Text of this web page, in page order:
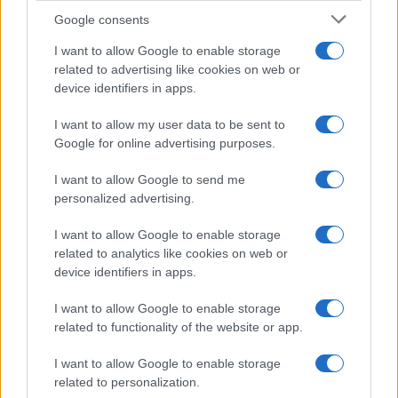
Google consents
I want to allow Google to enable storage
related to advertising like cookies on web or
device identifiers in apps.
I want to allow my user data to be sent to
Google for online advertising purposes.
I want to allow Google to send me
personalized advertising.
I want to allow Google to enable storage
related to analytics like cookies on web or
device identifiers in apps.
I want to allow Google to enable storage
related to functionality of the website or app.
I want to allow Google to enable storage
related to personalization.
novembre 2021.
QUANTO È ALTO JAMIE GANGEL?
Si trova ad un’altezza di 1,78 metri.
JAMIE GANGEL È SPOSATA?
È sposata con Daniel Silva, l’autore bestseller del
New York Times di 21 thriller e romanzi di
spionaggio. La coppia si è sposata al Mayflower
Hotel nel 1988. La coppia ha due figli, Lily e
Nicholas. La famiglia vive in Florida.
QUANTO VALE JAMIE GANGEL?
È una giornalista affermata con un patrimonio netto
stimato di 0,9 milioni di dollari